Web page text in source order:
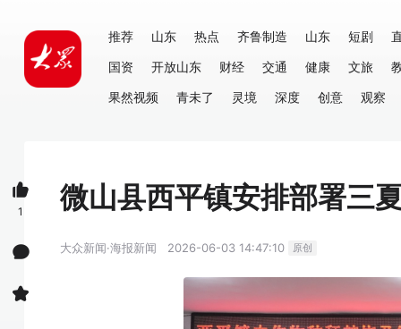
推荐 山东 热点 齐鲁制造 山东 短剧
国资
开放山东 财经 交通 健康 文旅
果然视频
青未了 灵境 深度 创意 观察
微山县西平镇安排部署三
大众新闻·海报新闻 2026-06-03 14:47:10 原创
1